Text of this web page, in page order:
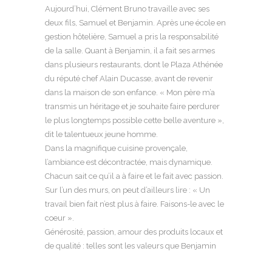
Aujourd’hui, Clément Bruno travaille avec ses
deux fils, Samuel et Benjamin. Après une école en
gestion hôtelière, Samuel a pris la responsabilité
de la salle. Quant à Benjamin, il a fait ses armes
dans plusieurs restaurants, dont le Plaza Athénée
du réputé chef Alain Ducasse, avant de revenir
dans la maison de son enfance. « Mon père m’a
transmis un héritage et je souhaite faire perdurer
le plus longtemps possible cette belle aventure »,
dit le talentueux jeune homme.
Dans la magnifique cuisine provençale,
l’ambiance est décontractée, mais dynamique.
Chacun sait ce qu’il a à faire et le fait avec passion.
Sur l’un des murs, on peut d’ailleurs lire : « Un
travail bien fait n’est plus à faire. Faisons-le avec le
coeur ».
Générosité, passion, amour des produits locaux et
de qualité : telles sont les valeurs que Benjamin